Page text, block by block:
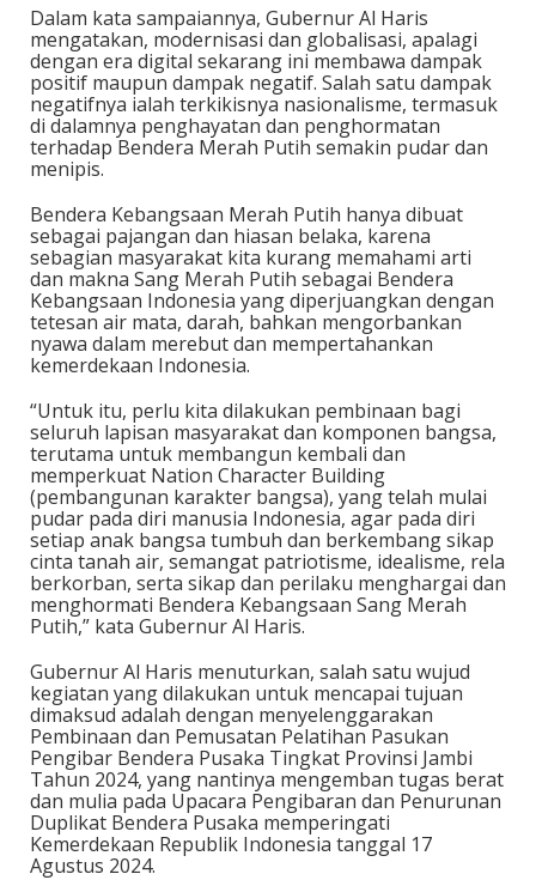
Dalam kata sampaiannya, Gubernur Al Haris
mengatakan, modernisasi dan globalisasi, apalagi
dengan era digital sekarang ini membawa dampak
positif maupun dampak negatif. Salah satu dampak
negatifnya ialah terkikisnya nasionalisme, termasuk
di dalamnya penghayatan dan penghormatan
terhadap Bendera Merah Putih semakin pudar dan
menipis.
Bendera Kebangsaan Merah Putih hanya dibuat
sebagai pajangan dan hiasan belaka, karena
sebagian masyarakat kita kurang memahami arti
dan makna Sang Merah Putih sebagai Bendera
Kebangsaan Indonesia yang diperjuangkan dengan
tetesan air mata, darah, bahkan mengorbankan
nyawa dalam merebut dan mempertahankan
kemerdekaan Indonesia.
“Untuk itu, perlu kita dilakukan pembinaan bagi
seluruh lapisan masyarakat dan komponen bangsa,
terutama untuk membangun kembali dan
memperkuat Nation Character Building
(pembangunan karakter bangsa), yang telah mulai
pudar pada diri manusia Indonesia, agar pada diri
setiap anak bangsa tumbuh dan berkembang sikap
cinta tanah air, semangat patriotisme, idealisme, rela
berkorban, serta sikap dan perilaku menghargai dan
menghormati Bendera Kebangsaan Sang Merah
Putih,” kata Gubernur Al Haris.
Gubernur Al Haris menuturkan, salah satu wujud
kegiatan yang dilakukan untuk mencapai tujuan
dimaksud adalah dengan menyelenggarakan
Pembinaan dan Pemusatan Pelatihan Pasukan
Pengibar Bendera Pusaka Tingkat Provinsi Jambi
Tahun 2024, yang nantinya mengemban tugas berat
dan mulia pada Upacara Pengibaran dan Penurunan
Duplikat Bendera Pusaka memperingati
Kemerdekaan Republik Indonesia tanggal 17
Agustus 2024.